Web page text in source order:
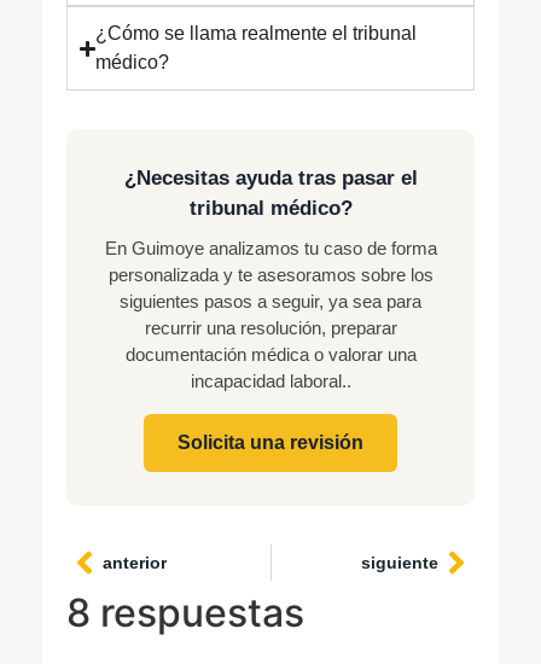
¿Cómo se llama realmente el tribunal
médico?
¿Necesitas ayuda tras pasar el
tribunal médico?
En Guimoye analizamos tu caso de forma
personalizada y te asesoramos sobre los
siguientes pasos a seguir, ya sea para
recurrir una resolución, preparar
documentación médica o valorar una
incapacidad laboral..
Solicita una revisión
anterior siguiente
8 respuestas